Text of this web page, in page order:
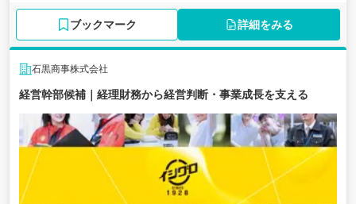
ブックマーク 詳細をみる
石黒商事株式会社
経営幹部候補｜経理財務から経営判断・事業成長を支える